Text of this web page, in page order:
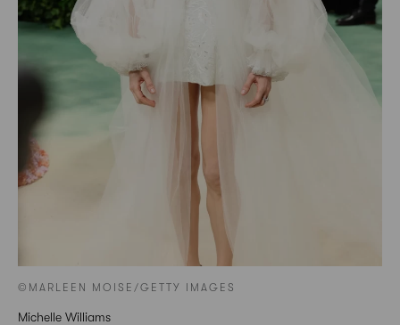
©MARLEEN MOISE/GETTY IMAGES
Michelle Williams